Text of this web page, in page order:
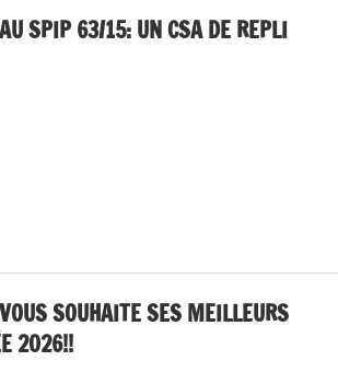
SPIP 63/15: UN CSA DE REPLI
SOUHAITE SES MEILLEURS
2026!!